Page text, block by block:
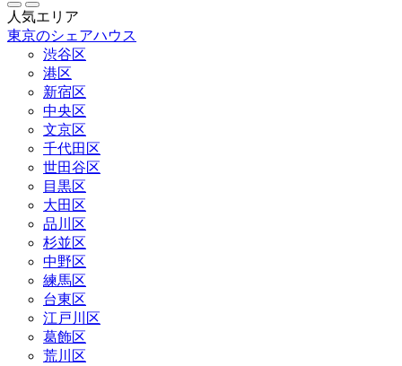
人気エリア
東京のシェアハウス
渋谷区
港区
新宿区
中央区
文京区
千代田区
世田谷区
目黒区
大田区
品川区
杉並区
中野区
練馬区
台東区
江戸川区
葛飾区
荒川区